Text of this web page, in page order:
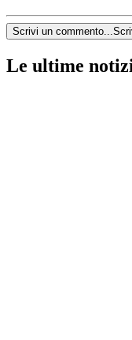
Scrivi un commento...
Le ultime